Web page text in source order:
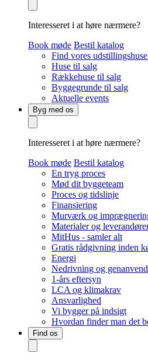
Interesseret i at høre nærmere?
Book møde Bestil katalog
Find vores
Huse til salg
Rækkehuse til salg
Byggegrunde til salg
Aktuelle events
Byg med os
Interesseret i at høre nærmere?
Book møde Bestil katalog
En tryg proces
Mød dit byggeteam
Proces og tidslinje
Finansiering
Murværk og
Materialer og
MitHus - samler alt
Gratis rådgivning inden
Energi
Nedrivning og
1-års eftersyn
LCA og klimakrav
Ansvarlighed
Vi bygger på indsigt
Hvordan finder man det
Find os